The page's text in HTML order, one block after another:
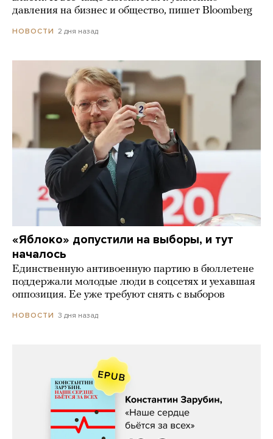
давления на бизнес и общество, пишет Bloomberg
НОВОСТИ 2 дня назад
«Яблоко» допустили на выборы, и тут
началось
Единственную антивоенную партию в бюллетене
поддержали молодые люди в соцсетях и уехавшая
оппозиция. Ее уже требуют снять с выборов
НОВОСТИ 3 дня назад